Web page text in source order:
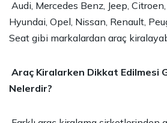
Audi, Mercedes Benz, Jeep,
Hyundai, Opel, Nissan, Renault,
Seat gibi markalardan araç
Araç Kiralarken Dikkat Edilmesi
Nelerdir?